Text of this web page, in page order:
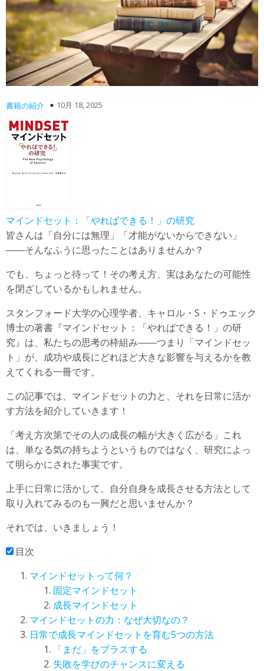
書籍の紹介 10月 18, 2025
マインドセット：「やればできる！」の研究
皆さんは「自分には無理」「才能がないからできない」
――そんなふうに思ったことはありませんか？
でも、ちょっと待って！その考え方、実はあなたの可能性
を閉ざしているかもしれません。
スタンフォード大学の心理学者、キャロル・S・ドゥエック
博士の著書『マインドセット：「やればできる！」の研
究』は、私たちの思考の枠組み――つまり「マインドセッ
ト」が、成功や成長にどれほど大きな影響を与えるかを教
えてくれる一冊です。
この記事では、マインドセットの力と、それを日常に活か
す方法を紹介していきます！
「考え方次第でその人の成長の幅が大きく広がる」これ
は、単なる気の持ちようというものではなく、研究によっ
て明らかにされた事実です。
上手に日常に活かして、自分自身を成長させる方法として
取り入れてみるのも一興だと思いませんか？
それでは、いきましょう！
目次
マインドセットって何？
固定マインドセット
成長マインドセット
マインドセットの力：なぜ大切なの？
日常で成長マインドセットを育む5つの方法
「まだ」をプラスする
失敗を学びのチャンスに変える